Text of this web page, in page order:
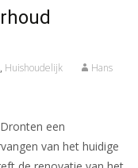
, Huishoudelijk
Hans
een
van het huidige